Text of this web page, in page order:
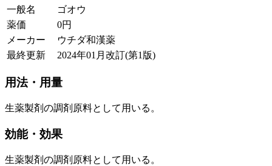
一般名
ゴオウ
薬価
0円
メーカー
ウチダ和漢薬
最終更新
2024年01月改訂(第1版)
用法・用量
生薬製剤の調剤原料として用いる。
効能・効果
生薬製剤の調剤原料として用いる。